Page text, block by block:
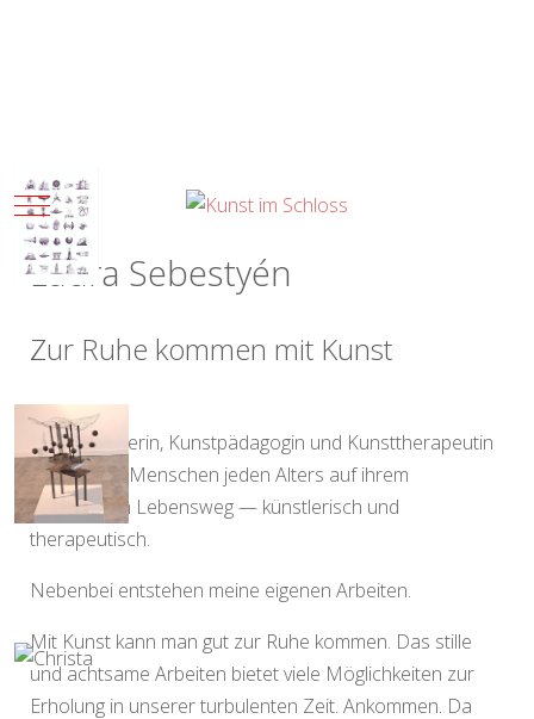
Mobile Menu Toggle
Laura Sebestyén
Zur Ruhe kommen mit Kunst
Als Keramikerin, Kunstpädagogin und Kunsttherapeutin
begleite ich Menschen jeden Alters auf ihrem
individuellen Lebensweg — künstlerisch und
therapeutisch.
Nebenbei entstehen meine eigenen Arbeiten.
Mit Kunst kann man gut zur Ruhe kommen. Das stille
und achtsame Arbeiten bietet viele Möglichkeiten zur
Erholung in unserer turbulenten Zeit. Ankommen. Da